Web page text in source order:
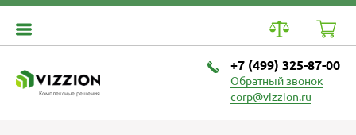
Комплексные решения
+7 (499) 325-87-00
Обратный звонок
corp@vizzion.ru